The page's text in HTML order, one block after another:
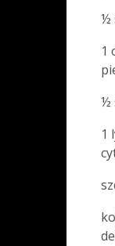
½
1
½
1